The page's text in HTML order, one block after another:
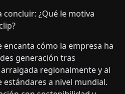
concluir: ¿Qué le motiva
encanta cómo la empresa ha
generación tras
regionalmente y al
a nivel mundial.